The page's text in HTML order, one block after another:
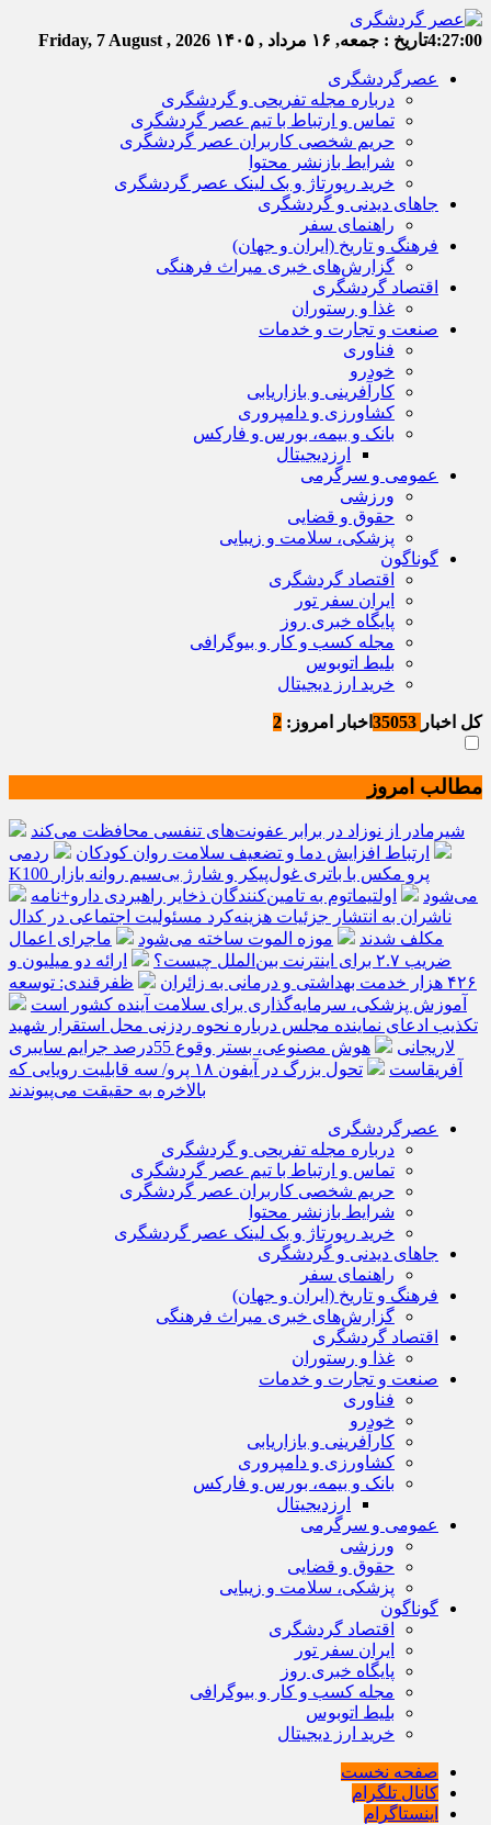
4:27:01تاریخ : جمعه, ۱۶ مرداد , ۱۴۰۵ Friday, 7 August , 2026
عصرگردشگری
درباره مجله تفریحی و گردشگری
تماس و ارتباط با تیم عصر گردشگری
حریم شخصی کاربران عصر گردشگری
شرایط بازنشر محتوا
خرید رپورتاژ و بک لینک عصر گردشگری
جاهای دیدنی و گردشگری
راهنمای سفر
فرهنگ و تاریخ (ایران و جهان)
گزارش‌های خبری میراث فرهنگی
اقتصاد گردشگری
غذا و رستوران
صنعت و تجارت و خدمات
فناوری
خودرو
کارآفرینی و بازاریابی
کشاورزی و دامپروری
بانک و بیمه، بورس و فارکس
ارزدیجیتال
عمومی و سرگرمی
ورزشی
حقوق و قضایی
پزشکی، سلامت و زیبایی
گوناگون
اقتصاد گردشگری
ایران سفر تور
پایگاه خبری روز
مجله کسب و کار و بیوگرافی
بلیط اتوبوس
خرید ارز دیجیتال
کل اخبار اخبار امروز: 2
مطالب امروز
شیرمادر از نوزاد در برابر عفونت‌های تنفسی محافظت می‌کند
ارتباط افزایش دما و تضعیف سلامت روان کودکان
ردمی
K100 پرو مکس با باتری غول‌پیکر و شارژ بی‌سیم روانه بازار
می‌شود
اولتیماتوم به تامین‌کنندگان ذخایر راهبردی دارو+نامه
ناشران به انتشار جزئیات هزینه‌کرد مسئولیت اجتماعی در کدال
مکلف شدند
موزه الموت ساخته می‌شود
ماجرای اعمال
ضریب ۲.۷ برای اینترنت بین‌الملل چیست؟
ارائه دو میلیون و
۴۲۶ هزار خدمت بهداشتی و درمانی به زائران
ظفرقندی: توسعه
آموزش پزشکی، سرمایه‌گذاری برای سلامت آینده کشور است
تکذیب ادعای نماینده مجلس درباره نحوه ردزنی محل استقرار شهید
لاریجانی
هوش مصنوعی، بستر وقوع 55درصد جرایم سایبری
آفریقاست
تحول بزرگ در آیفون ۱۸ پرو/ سه قابلیت رویایی که
بالاخره به حقیقت می‌پیوندند
عصرگردشگری
درباره مجله تفریحی و گردشگری
تماس و ارتباط با تیم عصر گردشگری
حریم شخصی کاربران عصر گردشگری
شرایط بازنشر محتوا
خرید رپورتاژ و بک لینک عصر گردشگری
جاهای دیدنی و گردشگری
راهنمای سفر
فرهنگ و تاریخ (ایران و جهان)
گزارش‌های خبری میراث فرهنگی
اقتصاد گردشگری
غذا و رستوران
صنعت و تجارت و خدمات
فناوری
خودرو
کارآفرینی و بازاریابی
کشاورزی و دامپروری
بانک و بیمه، بورس و فارکس
ارزدیجیتال
عمومی و سرگرمی
ورزشی
حقوق و قضایی
پزشکی، سلامت و زیبایی
گوناگون
اقتصاد گردشگری
ایران سفر تور
پایگاه خبری روز
مجله کسب و کار و بیوگرافی
بلیط اتوبوس
خرید ارز دیجیتال
صفحه نخست
کانال تلگرام
اینستاگرام